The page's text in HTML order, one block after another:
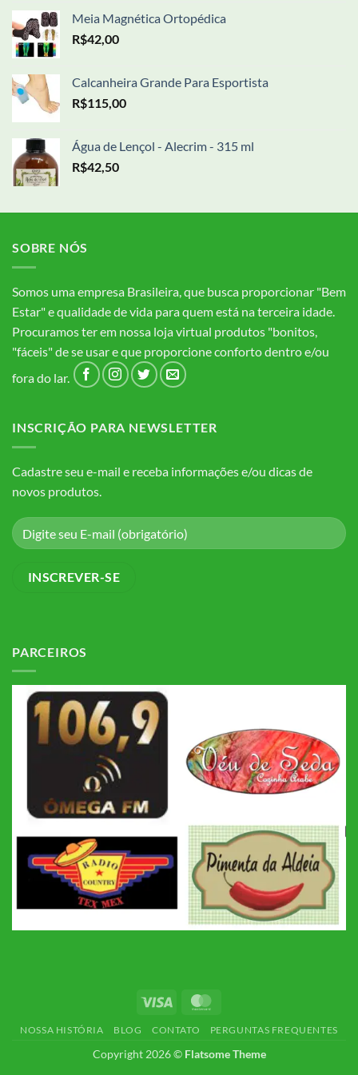
Meia Magnética Ortopédica
R$42,00
Calcanheira Grande Para Esportista
R$115,00
Água de Lençol - Alecrim - 315 ml
R$42,50
SOBRE NÓS
Somos uma empresa Brasileira, que busca proporcionar "Bem
Estar" e qualidade de vida para quem está na terceira idade.
Procuramos ter em nossa loja virtual produtos "bonitos,
"fáceis" de se usar e que proporcione conforto dentro e/ou
fora do lar.
INSCRIÇÃO PARA NEWSLETTER
Cadastre seu e-mail e receba informações e/ou dicas de
novos produtos.
PARCEIROS
Visa
NOSSA HISTÓRIA BLOG CONTATO PERGUNTAS FREQUENTES
Copyright 2026 © Flatsome Theme